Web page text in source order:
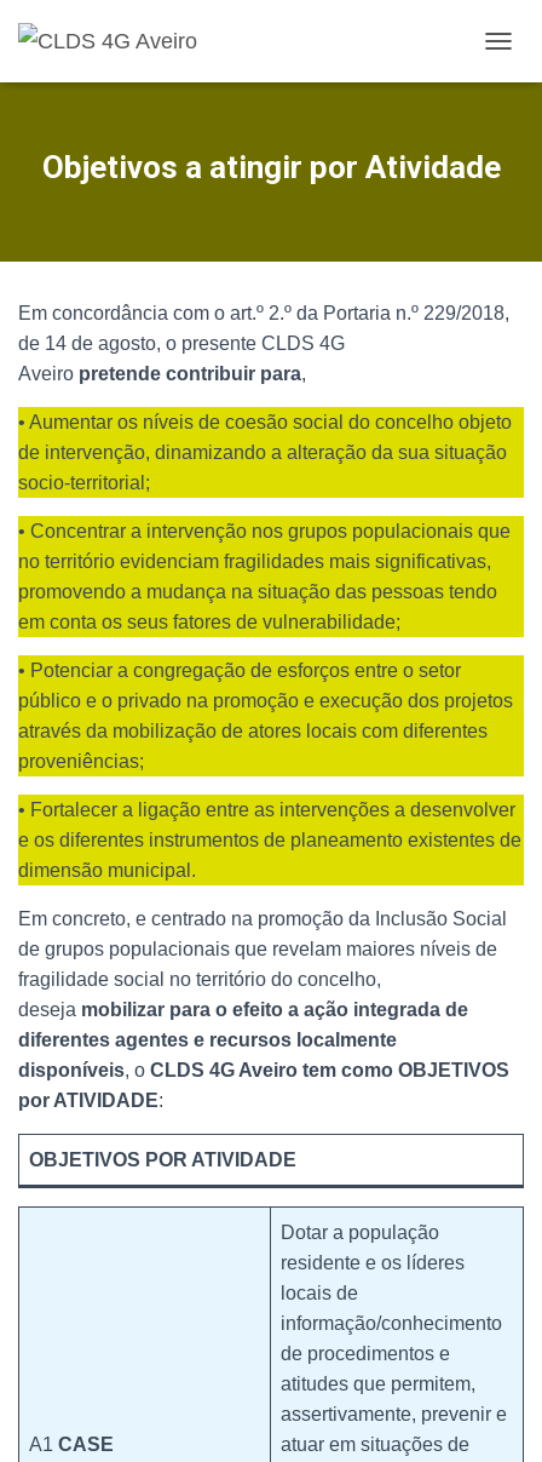
L
N
N
V
Ç
Ã
O
Objetivos a atingir por Atividade
Em concordância com o art.º 2.º da Portaria n.º 229/2018,
de 14 de agosto, o presente CLDS 4G
Aveiro pretende contribuir para,
• Aumentar os níveis de coesão social do concelho objeto
de intervenção, dinamizando a alteração da sua situação
socio-territorial;
• Concentrar a intervenção nos grupos populacionais que
no território evidenciam fragilidades mais significativas,
promovendo a mudança na situação das pessoas tendo
em conta os seus fatores de vulnerabilidade;
• Potenciar a congregação de esforços entre o setor
público e o privado na promoção e execução dos projetos
através da mobilização de atores locais com diferentes
proveniências;
• Fortalecer a ligação entre as intervenções a desenvolver
e os diferentes instrumentos de planeamento existentes de
dimensão municipal.
Em concreto, e centrado na promoção da Inclusão Social
de grupos populacionais que revelam maiores níveis de
fragilidade social no território do concelho,
deseja mobilizar para o efeito a ação integrada de
diferentes agentes e recursos localmente
disponíveis, o CLDS 4G Aveiro tem como OBJETIVOS
por ATIVIDADE:
OBJETIVOS POR ATIVIDADE
A1 CASE
Dotar a população
residente e os líderes
locais de
informação/conhecimento
de procedimentos e
atitudes que permitem,
assertivamente, prevenir e
atuar em situações de